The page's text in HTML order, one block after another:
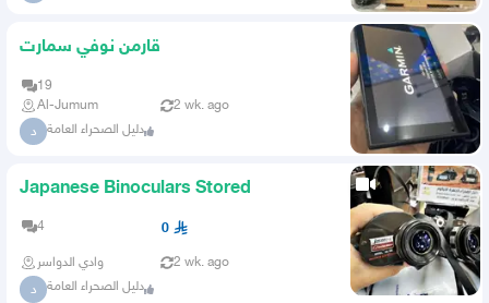
قارمن نوفي سمارت
19
Al-Jumum
2 wk. ago
د دليل الصحراء العامة
Japanese Binoculars Stored
4 0
وادي الدواسر 2 wk. ago
د دليل الصحراء العامة